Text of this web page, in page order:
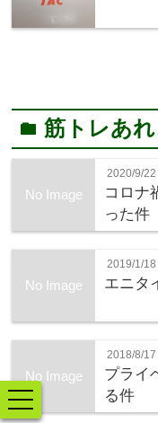
folder筋トレあ
No Image
2020/9/22
コロナ
った件
No Image
2019/1/18
エニタ
No Image
2018/8/17
プライ
る件
toggle
navigation